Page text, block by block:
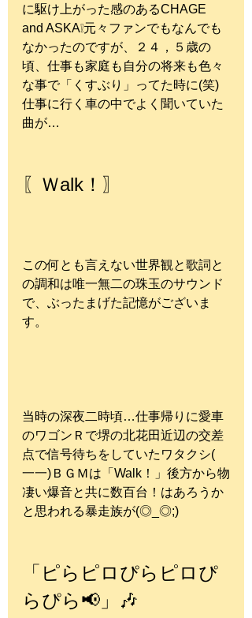
に駆け上がった感のあるCHAGE
and ASKA❕元々ファンでもなんでも
なかったのですが、２４，５歳の
頃、仕事も家庭も自分の将来も色々
な事で「くすぶり」ってた時に(笑)
仕事に行く車の中でよく聞いていた
曲が…
〖Ｗalk！〗
この何とも言えない世界観と歌詞と
の調和は唯一無二の珠玉のサウンド
で、ぶったまげた記憶がございま
す。
当時の深夜二時頃…仕事帰りに愛車
のワゴンＲで堺の北花田近辺の交差
点で信号待ちをしていたワタクシ(
一一)ＢＧＭは「Walk！」後方から物
凄い爆音と共に数百台！はあろうか
と思われる暴走族が(◎_◎;)
「ピらピロぴらピロぴ
らぴら📢」🎶